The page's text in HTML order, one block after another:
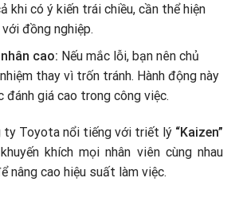
khi có ý kiến trái chiều, cần thể hiện
đồng nghiệp.
cao: Nếu mắc lỗi, bạn nên chủ
thay vì trốn tránh. Hành động này
đánh giá cao trong công việc.
ty Toyota nổi tiếng với triết lý “Kaizen”
khích mọi nhân viên cùng nhau
nâng cao hiệu suất làm việc.